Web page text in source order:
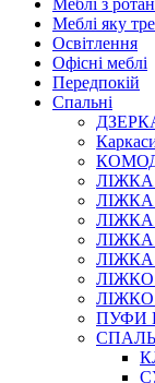
Меблі яку
Освітлення
Офісні меблі
Передпокій
Спальні
ЛІЖКА
ЛІЖКО
ПУФИ